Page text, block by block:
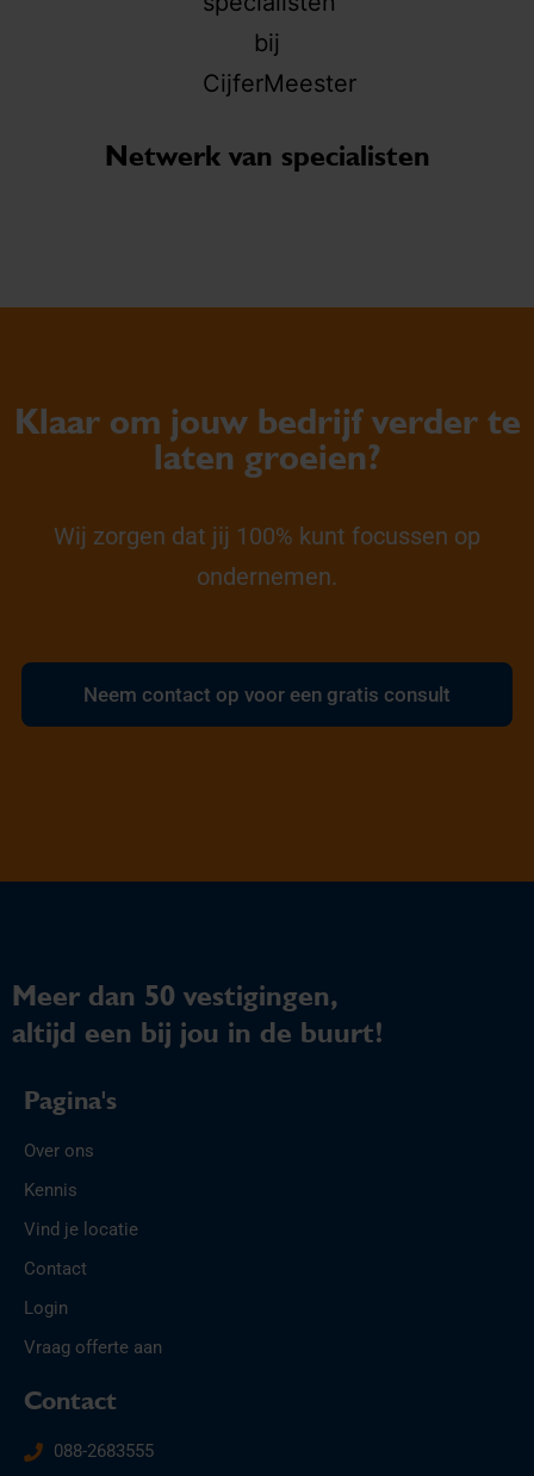
Netwerk van specialisten
Klaar om jouw bedrijf verder te
laten groeien?
Wij zorgen dat jij 100% kunt focussen op
ondernemen.
Neem contact op voor een gratis consult
Meer dan 50 vestigingen,
altijd een bij jou in de buurt!
Pagina's
Over ons
Kennis
Vind je locatie
Contact
Login
Vraag offerte aan
Contact
088-2683555